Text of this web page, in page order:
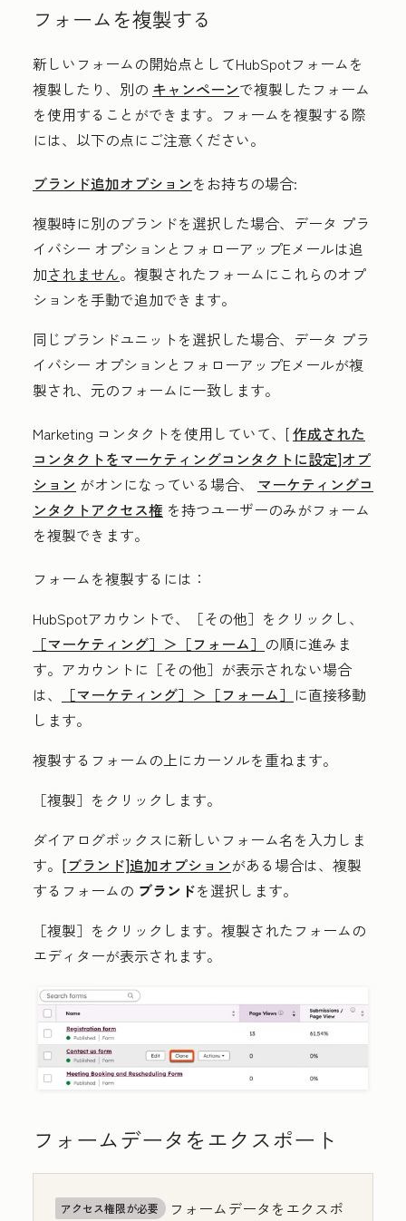
フォームを複製する
新しいフォームの開始点としてHubSpotフォームを
複製したり、別の キャンペーンで複製したフォーム
を使用することができます。フォームを複製する際
には、以下の点にご注意ください。
ブランド追加オプションをお持ちの場合:
複製時に別のブランドを選択した場合、データ プラ
イバシー オプションとフォローアップEメールは追
加されません。複製されたフォームにこれらのオプ
ションを手動で追加できます。
同じブランドユニットを選択した場合、データ プラ
イバシー オプションとフォローアップEメールが複
製され、元のフォームに一致します。
Marketing コンタクトを使用していて、[作成された
コンタクトをマーケティングコンタクトに設定]オプ
ション がオンになっている場合、 マーケティングコ
ンタクトアクセス権 を持つユーザーのみがフォーム
を複製できます。
フォームを複製するには：
HubSpotアカウントで、
［その他］をクリックし、
［マーケティング］＞ ［フォーム］ の順に進みま
す。アカウントに ［その他］が表示されない場合
は、
［マーケティング］＞ ［フォーム］ に直接移動
します。
複製する フォームの上にカーソルを重ねます。
［複製］をクリックします。
ダイアログボックスに新しいフォーム名 を入力しま
す。 [ブランド]追加オプションがある場合は、複製
する フォームの ブランドを選択します。
［複製］をクリックします。複製されたフォームの
エディターが表示されます。
フォームデータをエクスポート
アクセス権限が必要
フォームデータをエクスポ